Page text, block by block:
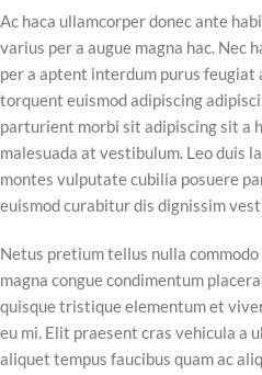
Ac haca ullamcorper donec ante
varius per a augue magna hac. Nec
per a aptent interdum purus feugiat
torquent euismod adipiscing
parturient morbi sit adipiscing sit a
malesuada at vestibulum. Leo duis
montes vulputate cubilia posuere
euismod curabitur dis dignissim
Netus pretium tellus nulla
magna congue condimentum
quisque tristique elementum et
eu mi. Elit praesent cras vehicula a
aliquet tempus faucibus quam ac